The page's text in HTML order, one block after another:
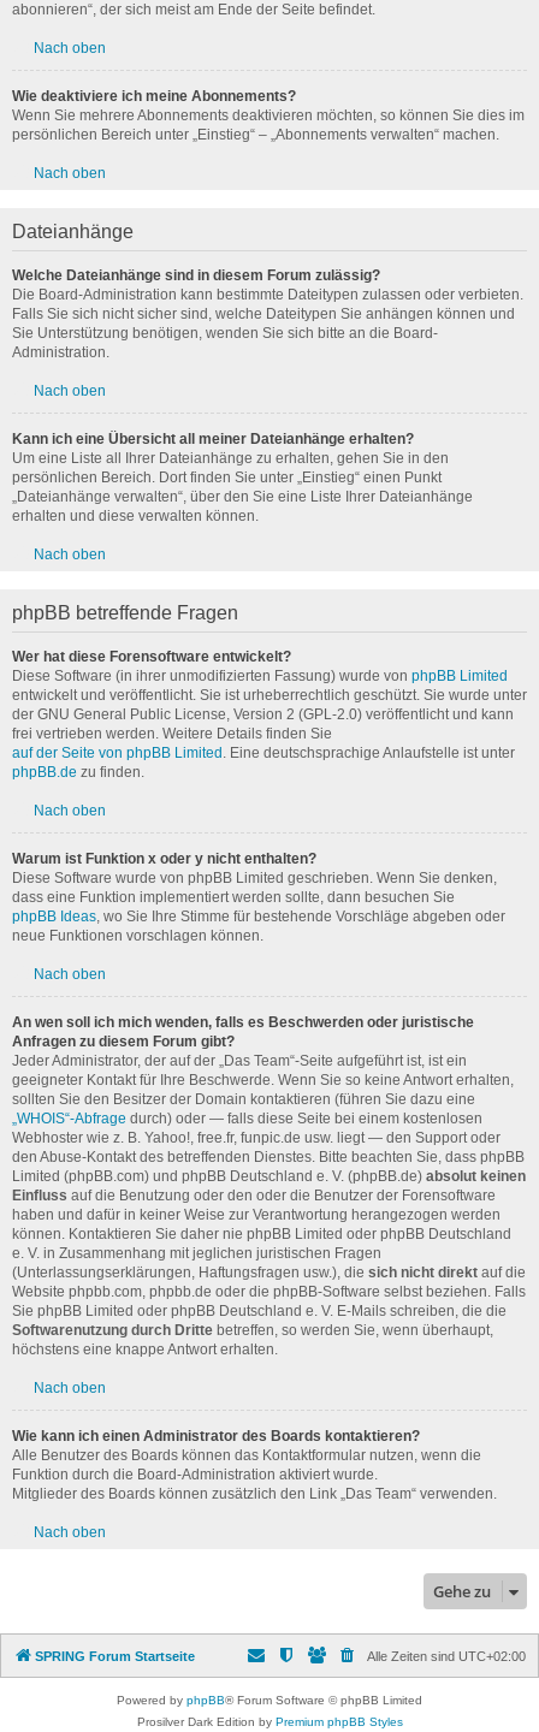
abonnieren“, der sich meist am Ende der Seite befindet.
Nach oben
Wie deaktiviere ich meine Abonnements?
Wenn Sie mehrere Abonnements deaktivieren möchten, so können Sie dies im
persönlichen Bereich unter „Einstieg“ – „Abonnements verwalten“ machen.
Nach oben
Dateianhänge
Welche Dateianhänge sind in diesem Forum zulässig?
Die Board-Administration kann bestimmte Dateitypen zulassen oder verbieten.
Falls Sie sich nicht sicher sind, welche Dateitypen Sie anhängen können und
Sie Unterstützung benötigen, wenden Sie sich bitte an die Board-
Administration.
Nach oben
Kann ich eine Übersicht all meiner Dateianhänge erhalten?
Um eine Liste all Ihrer Dateianhänge zu erhalten, gehen Sie in den
persönlichen Bereich. Dort finden Sie unter „Einstieg“ einen Punkt
„Dateianhänge verwalten“, über den Sie eine Liste Ihrer Dateianhänge
erhalten und diese verwalten können.
Nach oben
phpBB betreffende Fragen
Wer hat diese Forensoftware entwickelt?
Diese Software (in ihrer unmodifizierten Fassung) wurde von phpBB Limited
entwickelt und veröffentlicht. Sie ist urheberrechtlich geschützt. Sie wurde unter
der GNU General Public License, Version 2 (GPL-2.0) veröffentlicht und kann
frei vertrieben werden. Weitere Details finden Sie
auf der Seite von phpBB Limited . Eine deutschsprachige Anlaufstelle ist unter
phpBB.de zu finden.
Nach oben
Warum ist Funktion x oder y nicht enthalten?
Diese Software wurde von phpBB Limited geschrieben. Wenn Sie denken,
dass eine Funktion implementiert werden sollte, dann besuchen Sie
phpBB Ideas, wo Sie Ihre Stimme für bestehende Vorschläge abgeben oder
neue Funktionen vorschlagen können.
Nach oben
An wen soll ich mich wenden, falls es Beschwerden oder juristische
Anfragen zu diesem Forum gibt?
Jeder Administrator, der auf der „Das Team“-Seite aufgeführt ist, ist ein
geeigneter Kontakt für Ihre Beschwerde. Wenn Sie so keine Antwort erhalten,
sollten Sie den Besitzer der Domain kontaktieren (führen Sie dazu eine
„WHOIS“-Abfrage durch) oder — falls diese Seite bei einem kostenlosen
Webhoster wie z. B. Yahoo!, free.fr, funpic.de usw. liegt — den Support oder
den Abuse-Kontakt des betreffenden Dienstes. Bitte beachten Sie, dass phpBB
Limited (phpBB.com) und phpBB Deutschland e. V. (phpBB.de) absolut keinen
Einfluss auf die Benutzung oder den oder die Benutzer der Forensoftware
haben und dafür in keiner Weise zur Verantwortung herangezogen werden
können. Kontaktieren Sie daher nie phpBB Limited oder phpBB Deutschland
e. V. in Zusammenhang mit jeglichen juristischen Fragen
(Unterlassungserklärungen, Haftungsfragen usw.), die sich nicht direkt auf die
Website phpbb.com, phpbb.de oder die phpBB-Software selbst beziehen. Falls
Sie phpBB Limited oder phpBB Deutschland e. V. E-Mails schreiben, die die
Softwarenutzung durch Dritte betreffen, so werden Sie, wenn überhaupt,
höchstens eine knappe Antwort erhalten.
Nach oben
Wie kann ich einen Administrator des Boards kontaktieren?
Alle Benutzer des Boards können das Kontaktformular nutzen, wenn die
Funktion durch die Board-Administration aktiviert wurde.
Mitglieder des Boards können zusätzlich den Link „Das Team“ verwenden.
Nach oben
Gehe zu
SPRING Forum Startseite Alle Zeiten sind UTC+02:00
Powered by phpBB® Forum Software © phpBB Limited
Prosilver Dark Edition by Premium phpBB Styles